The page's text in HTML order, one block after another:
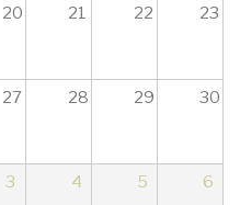
20 21 22 23
27 28 29 30
3 4 5 6